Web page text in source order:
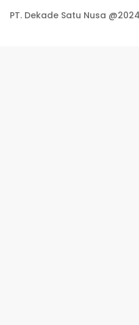
PT. Dekade Satu Nusa